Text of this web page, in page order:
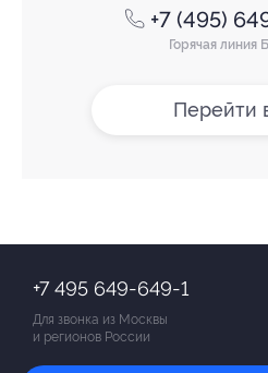
+7 (495)
Горячая линия
Перейти
+7 495 649-649-1
Для звонка из Москвы
и регионов России